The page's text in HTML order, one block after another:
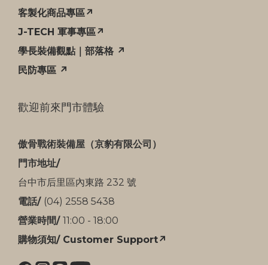
客製化商品專區↗
J-TECH 軍事專區↗
學長裝備觀點｜部落格 ↗
民防專區 ↗
歡迎前來門市體驗
傲骨戰術裝備屋（京豹有限公司）
門市地址/
台中市后里區內東路 232 號
電話/ (04) 2558 5438
營業時間/ 11:00 - 18:00
購物須知/ Customer Support↗